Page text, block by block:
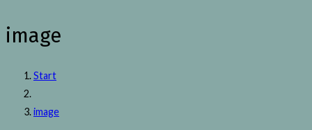
image
Start
image